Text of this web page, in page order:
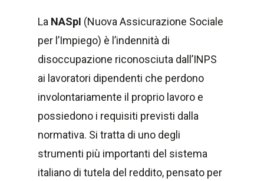
La NASpI (Nuova Assicurazione Sociale
per l’Impiego) è l’indennità di
disoccupazione riconosciuta dall’INPS
ai lavoratori dipendenti che perdono
involontariamente il proprio lavoro e
possiedono i requisiti previsti dalla
normativa. Si tratta di uno degli
strumenti più importanti del sistema
italiano di tutela del reddito, pensato per